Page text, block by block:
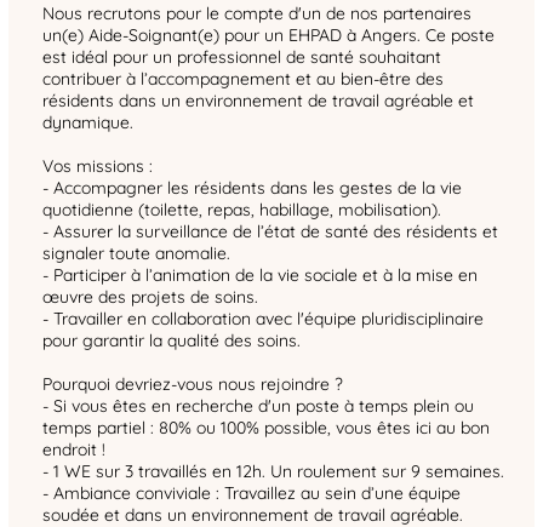
Nous recrutons pour le compte d'un de nos partenaires
un(e) Aide-Soignant(e) pour un EHPAD à Angers. Ce poste
est idéal pour un professionnel de santé souhaitant
contribuer à l’accompagnement et au bien-être des
résidents dans un environnement de travail agréable et
dynamique.
Vos missions :
- Accompagner les résidents dans les gestes de la vie
quotidienne (toilette, repas, habillage, mobilisation).
- Assurer la surveillance de l’état de santé des résidents et
signaler toute anomalie.
- Participer à l’animation de la vie sociale et à la mise en
œuvre des projets de soins.
- Travailler en collaboration avec l'équipe pluridisciplinaire
pour garantir la qualité des soins.
Pourquoi devriez-vous nous rejoindre ?
- Si vous êtes en recherche d'un poste à temps plein ou
temps partiel : 80% ou 100% possible, vous êtes ici au bon
endroit !
- 1 WE sur 3 travaillés en 12h. Un roulement sur 9 semaines.
- Ambiance conviviale : Travaillez au sein d’une équipe
soudée et dans un environnement de travail agréable.